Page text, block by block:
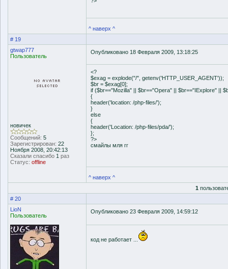
^ наверх ^
# 19
gtwap777
Пользователь
новичек
Сообщений: 5
Зарегистрирован: 22
Ноября 2008, 20:42:13
Сказали спасибо 1 раз
Статус: offline
Опубликовано 18 Февраля 2009, 13:18:25
<?
$exag = explode("/", getenv('HTTP_USER_AGENT'));
$br = $exag[0];
if ($br=="Mozilla" || $br=="Opera" || $br=="IExplore" ||
{
header('location: /php-files/');
}
else
{
header('Location: /php-files/pda/');
};
?>
смайлы мля гг
^ наверх ^
1
# 20
LioN
Пользователь
Опубликовано 23 Февраля 2009, 14:59:12
код не работает ...